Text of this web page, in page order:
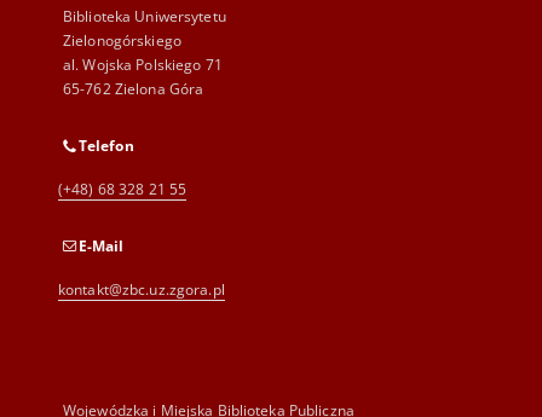
Biblioteka Uniwersytetu
Zielonogórskiego
al. Wojska Polskiego 71
65-762 Zielona Góra
Telefon
(+48) 68 328 21 55
E-Mail
kontakt@zbc.uz.zgora.pl
Wojewódzka i Miejska Biblioteka Publiczna